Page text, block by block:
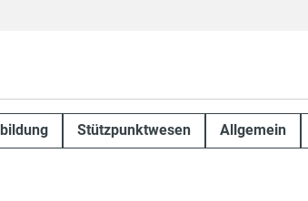
Stützpunktwesen Allgemein